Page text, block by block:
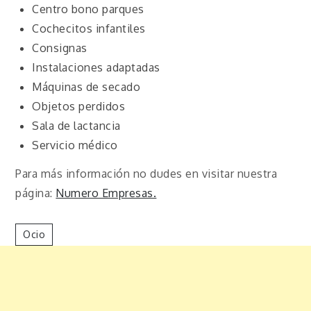
Centro bono parques
Cochecitos infantiles
Consignas
Instalaciones adaptadas
Máquinas de secado
Objetos perdidos
Sala de lactancia
Servicio médico
Para más información no dudes en visitar nuestra
página: Numero Empresas.
Ocio